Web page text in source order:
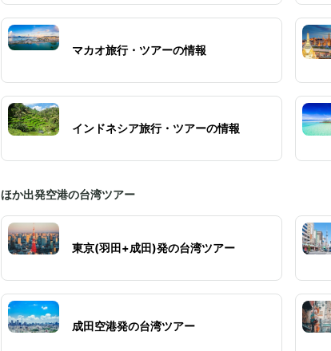
マカオ旅行・ツアーの情報
インドネシア旅行・ツアーの情報
ほか出発空港の台湾ツアー
東京(羽田+成田)発の台湾ツアー
成田空港発の台湾ツアー